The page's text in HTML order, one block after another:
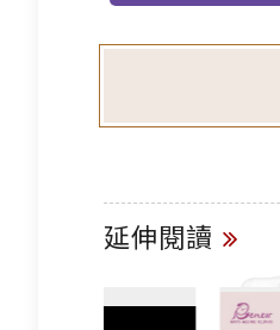
延伸閱讀